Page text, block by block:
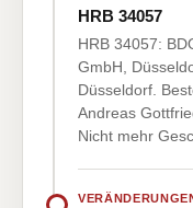
HRB 34057
HRB 34057:
GmbH,
Düsseldorf.
Andreas
Nicht mehr